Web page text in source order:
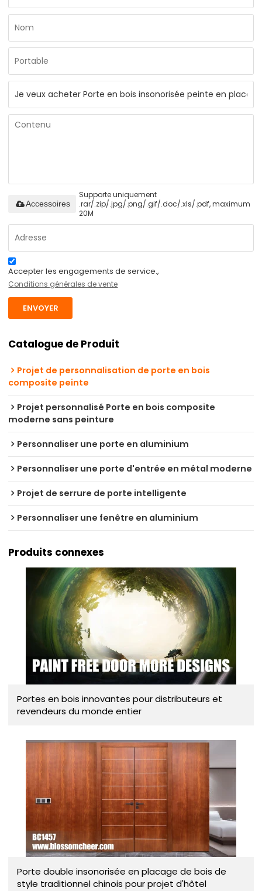
Supporte uniquement
.rar/.zip/.jpg/.png/.gif/.doc/.xls/.pdf, maximum
20M
Accessoires
Accepter les engagements de service.,
Conditions générales de vente
ENVOYER
Catalogue de Produit
Projet de personnalisation de porte en bois
composite peinte
Projet personnalisé Porte en bois composite
moderne sans peinture
Personnaliser une porte en aluminium
Personnaliser une porte d'entrée en métal moderne
Projet de serrure de porte intelligente
Personnaliser une fenêtre en aluminium
Produits connexes
Portes en bois innovantes pour distributeurs et
revendeurs du monde entier
Porte double insonorisée en placage de bois de
style traditionnel chinois pour projet d'hôtel